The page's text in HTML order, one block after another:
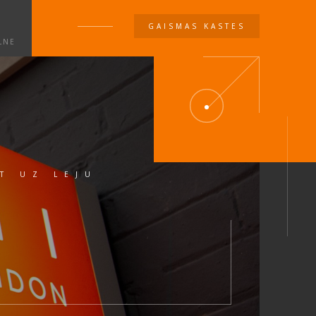
GAISMAS KASTES
UZ LEJU